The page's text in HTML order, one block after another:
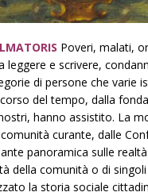
Poveri, malati,
leggere e scrivere,
di persone che varie
del tempo, dalla
hanno assistito. La
curante, dalle
panoramica sulle
della comunità o di
la storia sociale